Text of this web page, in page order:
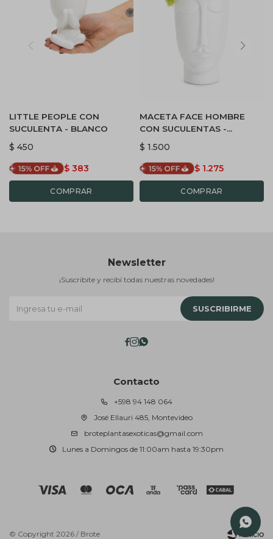
LITTLE PEOPLE CON
SUCULENTA - BLANCO
$ 450
$ 383
MACETA FACE HOMBRE
CON SUCULENTAS -
BLANCO
$ 1.500
$ 1.275
Contacto
+598 94 148 064
José Ellauri 485, Montevideo
broteplantasexoticas@gmail.com
Lunes a Domingos de 11:00am hasta 19:30pm
Newsletter
¡Suscribite y recibí todas nuestras novedades!
SUSCRIBIRME

© Copyright 2026 / Brote